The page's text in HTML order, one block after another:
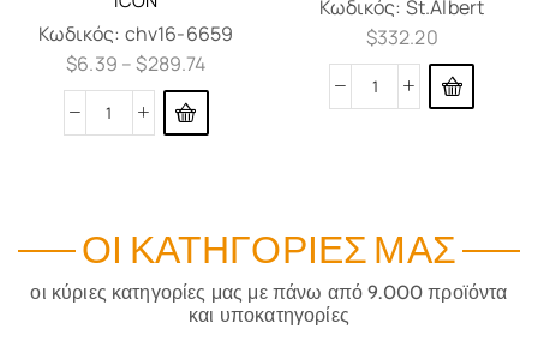
Κωδικός: chv16-6659
$6.39 –$289.74
Κωδικός: St.Albert
$332.20
ΟΙ ΚΑΤΗΓΟΡΊΕΣ ΜΑΣ
οι κύριες κατηγορίες μας με πάνω από 9.000 προϊόντα
και υποκατηγορίες